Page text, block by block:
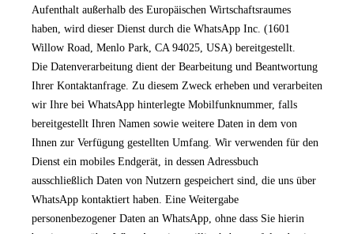
Aufenthalt außerhalb des Europäischen Wirtschaftsraumes
haben, wird dieser Dienst durch die WhatsApp Inc. (1601
Willow Road, Menlo Park, CA 94025, USA) bereitgestellt.
Die Datenverarbeitung dient der Bearbeitung und Beantwortung
Ihrer Kontaktanfrage. Zu diesem Zweck erheben und verarbeiten
wir Ihre bei WhatsApp hinterlegte Mobilfunknummer, falls
bereitgestellt Ihren Namen sowie weitere Daten in dem von
Ihnen zur Verfügung gestellten Umfang. Wir verwenden für den
Dienst ein mobiles Endgerät, in dessen Adressbuch
ausschließlich Daten von Nutzern gespeichert sind, die uns über
WhatsApp kontaktiert haben. Eine Weitergabe
personenbezogener Daten an WhatsApp, ohne dass Sie hierin